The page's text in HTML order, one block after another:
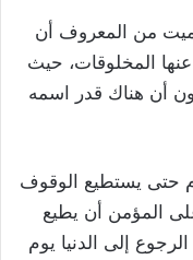
من المعروف أن
المخلوقات، حيث
أن هناك قدر اسمه
حتى يستطيع الوقوف
المؤمن أن يطيع
إلى الدنيا يوم